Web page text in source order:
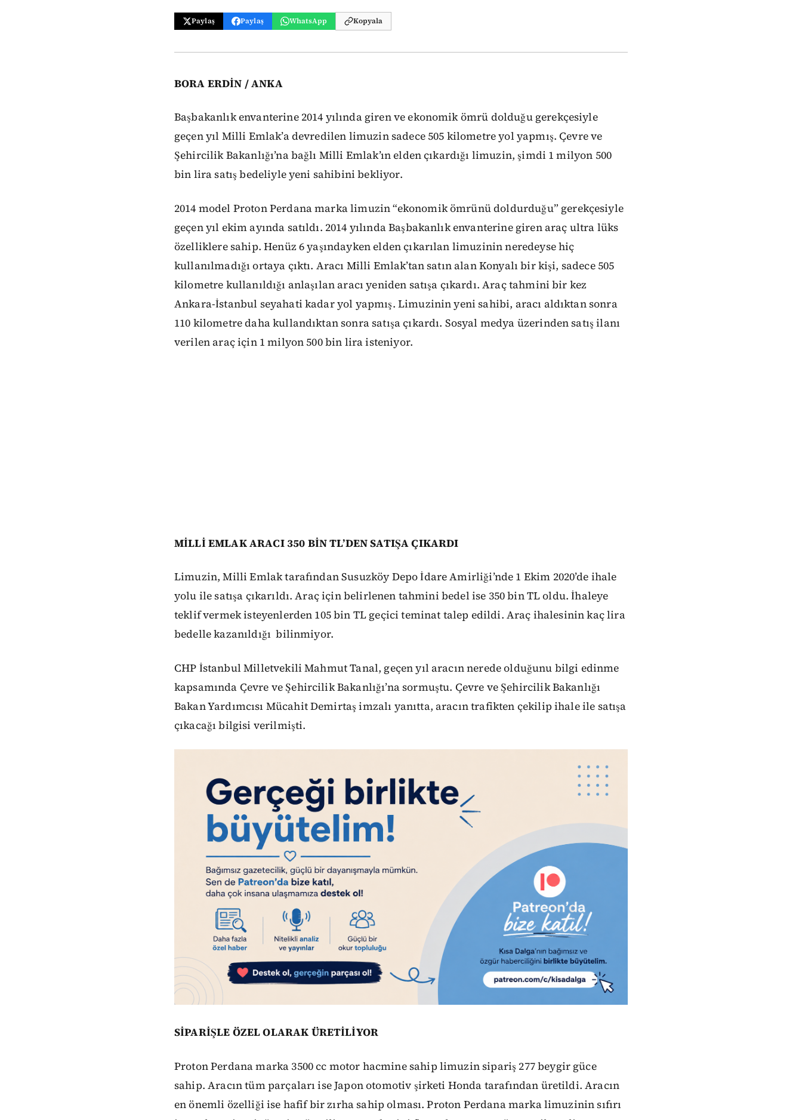
Paylaş Paylaş WhatsApp Kopyala
BORA ERDİN / ANKA
Başbakanlık envanterine 2014 yılında giren ve ekonomik ömrü dolduğu gerekçesiyle
geçen yıl Milli Emlak’a devredilen limuzin sadece 505 kilometre yol yapmış. Çevre ve
Şehircilik Bakanlığı’na bağlı Milli Emlak’ın elden çıkardığı limuzin, şimdi 1 milyon 500
bin lira satış bedeliyle yeni sahibini bekliyor.
2014 model Proton Perdana marka limuzin “ekonomik ömrünü doldurduğu” gerekçesiyle
geçen yıl ekim ayında satıldı. 2014 yılında Başbakanlık envanterine giren araç ultra lüks
özelliklere sahip. Henüz 6 yaşındayken elden çıkarılan limuzinin neredeyse hiç
kullanılmadığı ortaya çıktı. Aracı Milli Emlak’tan satın alan Konyalı bir kişi, sadece 505
kilometre kullanıldığı anlaşılan aracı yeniden satışa çıkardı. Araç tahmini bir kez
Ankara-İstanbul seyahati kadar yol yapmış. Limuzinin yeni sahibi, aracı aldıktan sonra
110 kilometre daha kullandıktan sonra satışa çıkardı. Sosyal medya üzerinden satış ilanı
verilen araç için 1 milyon 500 bin lira isteniyor.
MİLLİ EMLAK ARACI 350 BİN TL’DEN SATIŞA ÇIKARDI
Limuzin, Milli Emlak tarafından Susuzköy Depo İdare Amirliği’nde 1 Ekim 2020’de ihale
yolu ile satışa çıkarıldı. Araç için belirlenen tahmini bedel ise 350 bin TL oldu. İhaleye
teklif vermek isteyenlerden 105 bin TL geçici teminat talep edildi. Araç ihalesinin kaç lira
bedelle kazanıldığı bilinmiyor.
CHP İstanbul Milletvekili Mahmut Tanal, geçen yıl aracın nerede olduğunu bilgi edinme
kapsamında Çevre ve Şehircilik Bakanlığı’na sormuştu. Çevre ve Şehircilik Bakanlığı
Bakan Yardımcısı Mücahit Demirtaş imzalı yanıtta, aracın trafikten çekilip ihale ile satışa
çıkacağı bilgisi verilmişti.
SİPARİŞLE ÖZEL OLARAK ÜRETİLİYOR
Proton Perdana marka 3500 cc motor hacmine sahip limuzin sipariş 277 beygir güce
sahip. Aracın tüm parçaları ise Japon otomotiv şirketi Honda tarafından üretildi. Aracın
en önemli özelliği ise hafif bir zırha sahip olması. Proton Perdana marka limuzinin sıfırı